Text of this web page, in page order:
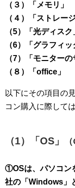
（３）「メモリ」
（４）「ストレー
（5）「光ディスク
（6）「グラフィッ
（7）「モニター
（８）「office」
以下にその項目の
コン購入に際して
（1）「OS」
①OSは、パソコン
社の「Windows」